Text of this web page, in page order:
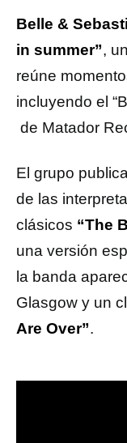
Belle &
in summer”,
reúne
incluyendo el
de Matador
El grupo
de las
clásicos “The
una versión
la banda
Glasgow y un
Are Over”.